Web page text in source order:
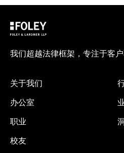
我们超越法律框架，专注于客户
关于我们
办公室
职业
校友